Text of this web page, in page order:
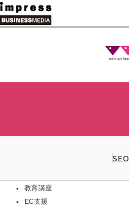
メ
イ
教育講座
EC支援
SEO